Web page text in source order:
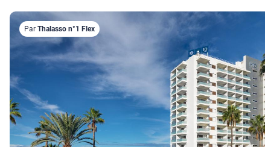
Par Thalasso n°1 Flex